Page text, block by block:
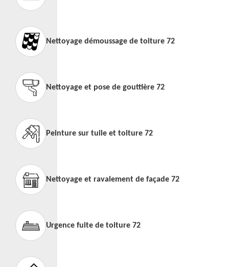
Nettoyage démoussage de toiture 72
Nettoyage et pose de gouttière 72
Peinture sur tuile et toiture 72
Nettoyage et ravalement de façade 72
Urgence fuite de toiture 72